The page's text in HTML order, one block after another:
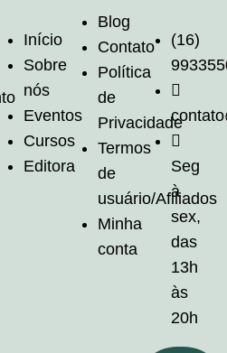
Início
Sobre
nós
Eventos
Cursos
Editora
Blog
Contato
Política
de
Privacidade
Termos
de
usuário/Afiliados
Minha
conta
(16)
Seg
à
sex,
das
13h
às
20h